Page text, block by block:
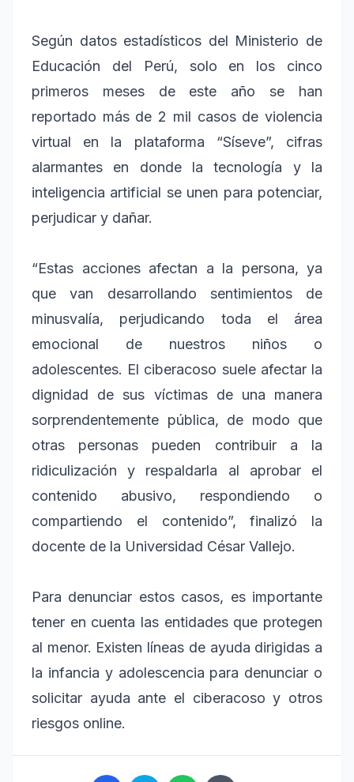
Según datos estadísticos del Ministerio de
Educación del Perú, solo en los cinco
primeros meses de este año se han
reportado más de 2 mil casos de violencia
virtual en la plataforma “Síseve”, cifras
alarmantes en donde la tecnología y la
inteligencia artificial se unen para potenciar,
perjudicar y dañar.
“Estas acciones afectan a la persona, ya
que van desarrollando sentimientos de
minusvalía, perjudicando toda el área
emocional de nuestros niños o
adolescentes. El ciberacoso suele afectar la
dignidad de sus víctimas de una manera
sorprendentemente pública, de modo que
otras personas pueden contribuir a la
ridiculización y respaldarla al aprobar el
contenido abusivo, respondiendo o
compartiendo el contenido”, finalizó la
docente de la Universidad César Vallejo.
Para denunciar estos casos, es importante
tener en cuenta las entidades que protegen
al menor. Existen líneas de ayuda dirigidas a
la infancia y adolescencia para denunciar o
solicitar ayuda ante el ciberacoso y otros
riesgos online.